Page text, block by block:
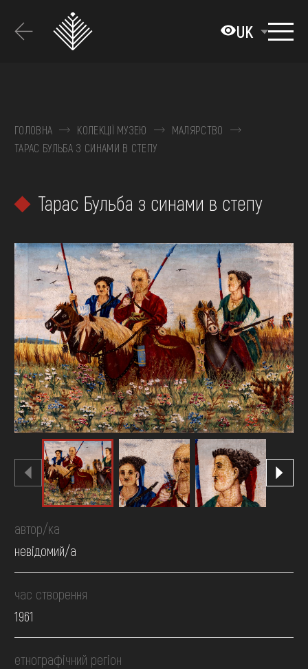
основного
UK
КОЛЕКЦІЇ
ВИСТАВКИ ТА ПОДІЇ
ВІДВІДАТИ
НАВЧИТИСЯ
ПОСЛУГИ
FAQ
ОНЛАЙН-КРАМНИЦЯ
ПІДТРИМАТИ
ГОЛОВНА КОЛЕКЦІЇ МУЗЕЮ
МАЛЯРСТВО
ТАРАС БУЛЬБА З СИНАМИ В СТЕПУ
Тарас Бульба з синами в степу
автор/ка
невідомий/а
час створення
1961
етнографічний регіон